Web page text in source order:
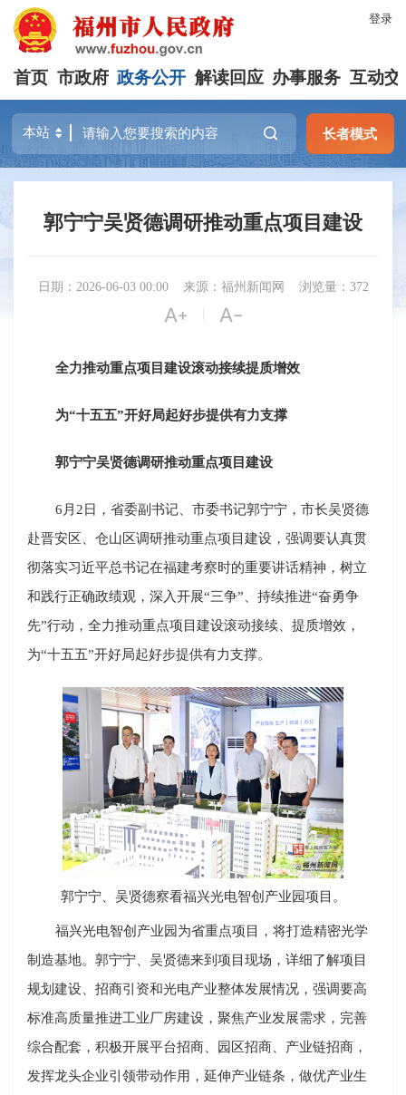
登录
首页 市政府 政务公开 解读回应 办事服务 互动交
长者模式
郭宁宁吴贤德调研推动重点项目建设
日期：2026-06-03 00:00 来源：福州新闻网 浏览量：372
 | 
全力推动重点项目建设滚动接续提质增效
为“十五五”开好局起好步提供有力支撑
郭宁宁吴贤德调研推动重点项目建设
6月2日，省委副书记、市委书记郭宁宁，市长吴贤德
赴晋安区、仓山区调研推动重点项目建设，强调要认真贯
彻落实习近平总书记在福建考察时的重要讲话精神，树立
和践行正确政绩观，深入开展“三争”、持续推进“奋勇争
先”行动，全力推动重点项目建设滚动接续、提质增效，
为“十五五”开好局起好步提供有力支撑。
郭宁宁、吴贤德察看福兴光电智创产业园项目。
福兴光电智创产业园为省重点项目，将打造精密光学
制造基地。郭宁宁、吴贤德来到项目现场，详细了解项目
规划建设、招商引资和光电产业整体发展情况，强调要高
标准高质量推进工业厂房建设，聚焦产业发展需求，完善
综合配套，积极开展平台招商、园区招商、产业链招商，
发挥龙头企业引领带动作用，延伸产业链条，做优产业生